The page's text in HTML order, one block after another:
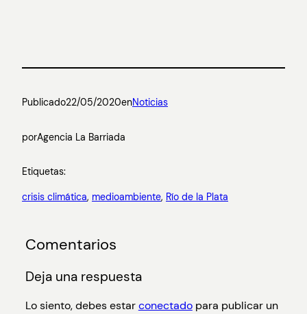
Publicado22/05/2020enNoticias
porAgencia La Barriada
Etiquetas:
crisis climática, medioambiente, Río de la Plata
Comentarios
Deja una respuesta
Lo siento, debes estarconectadopara publicar un